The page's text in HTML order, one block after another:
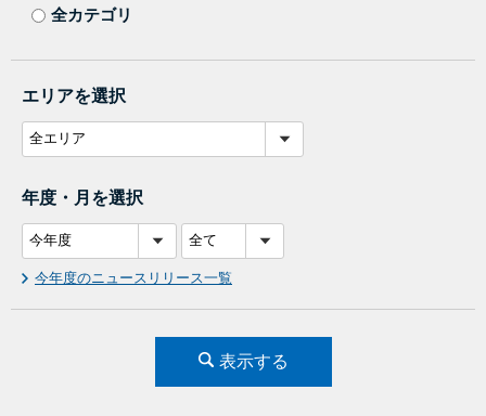
全カテゴリ
エリアを選択
年度・月を選択
今年度のニュースリリース一覧
表示する